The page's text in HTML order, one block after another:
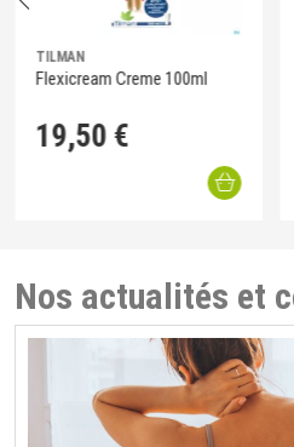
TILMAN
Flexicream Creme 100ml
19,50 €
Nos actualités et